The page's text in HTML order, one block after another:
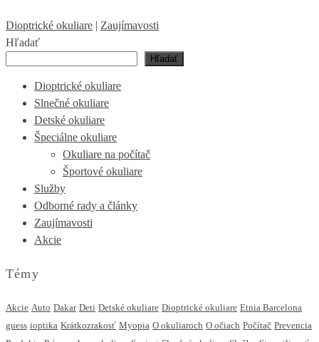
Dioptrické okuliare | Zaujímavosti
Hľadať
Hľadať
Dioptrické okuliare
Slnečné okuliare
Detské okuliare
Špeciálne okuliare
Okuliare na počítač
Športové okuliare
Služby
Odborné rady a články
Zaujímavosti
Akcie
Témy
Akcie Auto Dakar Deti Detské okuliare Dioptrické okuliare Etnia Barcelona
guess ioptika Krátkozrakosť Myopia O okuliaroch O očiach Počítač Prevencia